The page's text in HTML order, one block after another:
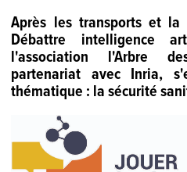
Après les transports et
Débattre intelligence
l'association l'Arbre
partenariat avec Inria,
thématique : la sécurité